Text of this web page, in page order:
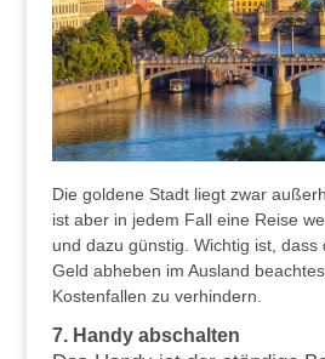
Die goldene Stadt liegt zwar
ist aber in jedem Fall eine Reise
und dazu günstig. Wichtig ist, dass
Geld abheben im Ausland
Kostenfallen zu verhindern.
7. Handy abschalten